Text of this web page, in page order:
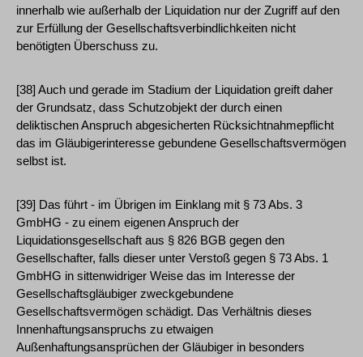
innerhalb wie außerhalb der Liquidation nur der Zugriff auf den
zur Erfüllung der Gesellschaftsverbindlichkeiten nicht
benötigten Überschuss zu.
[38] Auch und gerade im Stadium der Liquidation greift daher
der Grundsatz, dass Schutzobjekt der durch einen
deliktischen Anspruch abgesicherten Rücksichtnahmepflicht
das im Gläubigerinteresse gebundene Gesellschaftsvermögen
selbst ist.
[39] Das führt - im Übrigen im Einklang mit § 73 Abs. 3
GmbHG - zu einem eigenen Anspruch der
Liquidationsgesellschaft aus § 826 BGB gegen den
Gesellschafter, falls dieser unter Verstoß gegen § 73 Abs. 1
GmbHG in sittenwidriger Weise das im Interesse der
Gesellschaftsgläubiger zweckgebundene
Gesellschaftsvermögen schädigt. Das Verhältnis dieses
Innenhaftungsanspruchs zu etwaigen
Außenhaftungsansprüchen der Gläubiger in besonders